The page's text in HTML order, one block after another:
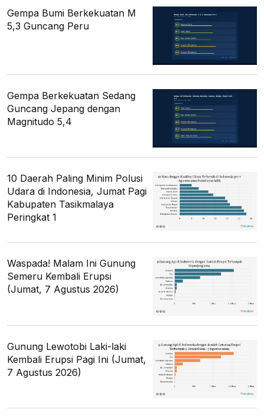
Gempa Bumi Berkekuatan M
5,3 Guncang Peru
Gempa Berkekuatan Sedang
Guncang Jepang dengan
Magnitudo 5,4
10 Daerah Paling Minim Polusi
Udara di Indonesia, Jumat Pagi
Kabupaten Tasikmalaya
Peringkat 1
Waspada! Malam Ini Gunung
Semeru Kembali Erupsi
(Jumat, 7 Agustus 2026)
Gunung Lewotobi Laki-laki
Kembali Erupsi Pagi Ini (Jumat,
7 Agustus 2026)